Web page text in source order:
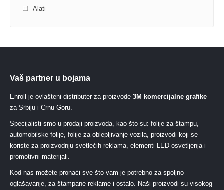
Alati
Vaš partner u bojama
Enroll je ovlašteni distributer za proizvode 3M komercijalne grafike
za Srbiju i Crnu Goru.
Specijalisti smo u prodaji proizvoda, kao što su: folije za štampu,
automobilske folije, folije za oblepljivanje vozila, proizvodi koji se
koriste za proizvodnju svetlećih reklama, elementi LED osvetljenja i
promotivni materijali.
Kod nas možete pronaći sve što vam je potrebno za spoljno
oglašavanje, za štampane reklame i ostalo. Naši proizvodi su visokog